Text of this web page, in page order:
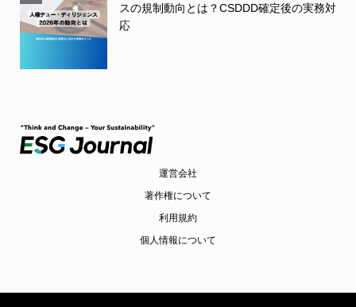
スの規制動向とは？CSDDD確定後の実務対
応
運営会社
著作権について
利用規約
個人情報について